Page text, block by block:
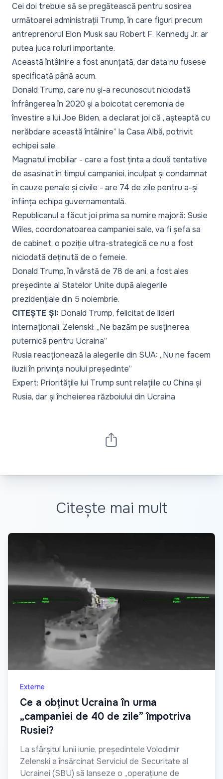
Cei doi trebuie să se pregătească pentru sosirea
următoarei administrații Trump, în care figuri precum
antreprenorul Elon Musk sau Robert F. Kennedy Jr. ar
putea juca roluri importante.
Această întâlnire a fost anunțată, dar data nu fusese
specificată până acum.
Donald Trump, care nu și-a recunoscut niciodată
înfrângerea în 2020 și a boicotat ceremonia de
învestire a lui Joe Biden, a declarat joi că „așteaptă cu
nerăbdare această întâlnire” la Casa Albă, potrivit
echipei sale.
Magnatul imobiliar - care a fost ținta a două tentative
de asasinat în timpul campaniei, inculpat și condamnat
în cauze penale și civile - are 74 de zile pentru a-și
înființa echipa guvernamentală.
Republicanul a făcut joi prima sa numire majoră: Susie
Wiles, coordonatoarea campaniei sale, va fi șefa sa
de cabinet, o poziție ultra-strategică ce nu a fost
niciodată deținută de o femeie.
Donald Trump, în vârstă de 78 de ani, a fost ales
președinte al Statelor Unite după alegerile
prezidențiale din 5 noiembrie.
CITEȘTE ȘI: Donald Trump, felicitat de lideri
internaționali. Zelenski: „Ne bazăm pe susținerea
puternică pentru Ucraina”
Rusia reacționează la alegerile din SUA: „Nu ne facem
iluzii în privința noului președinte”
Expert: Prioritățile lui Trump sunt relațiile cu China și
Rusia, dar și încheierea războiului din Ucraina
Citește mai mult
Externe
Ce a obținut Ucraina în urma
„campaniei de 40 de zile” împotriva
Rusiei?
La sfârșitul lunii iunie, președintele Volodimir
Zelenski a însărcinat Serviciul de Securitate al
Ucrainei (SBU) să lanseze o „operațiune de